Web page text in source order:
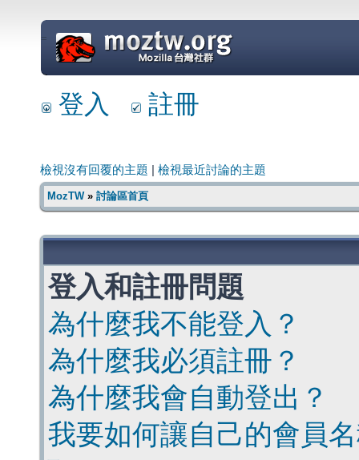
=
登入 註冊
檢視沒有回覆的主題 檢視最近討論的主題
MozTW» 討論區首頁
登入和註冊問題
為什麼我不能登入？
為什麼我必須註冊？
為什麼我會自動登出？
我要如何讓自己的會員